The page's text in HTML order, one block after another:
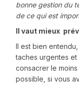
bonne gestion du
de ce qui est
Il vaut mieux
Il est bien
taches urgentes et
consacrer le
possible, si vous